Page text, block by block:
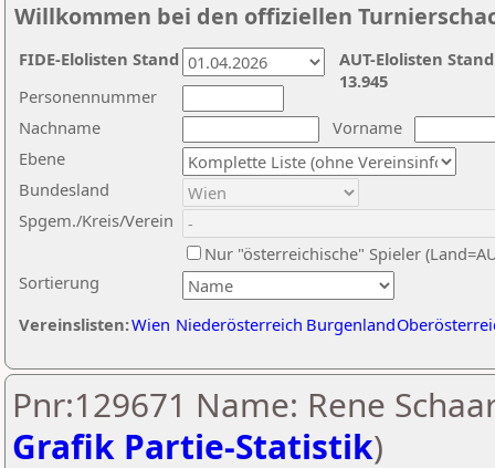
Willkommen bei den offiziellen
Nachname
Vorname
Ebene
Sortierung
Personennummer
Bundesland
Spgem./Kreis/Verein
Nur "österreichische" Spieler
Vereinslisten:Wien Niederösterreich Burgenland
AUT-Elolisten
13.945
FIDE-Elolisten Stand
Pnr:129671 Name: Rene
Grafik Partie-Statistik)